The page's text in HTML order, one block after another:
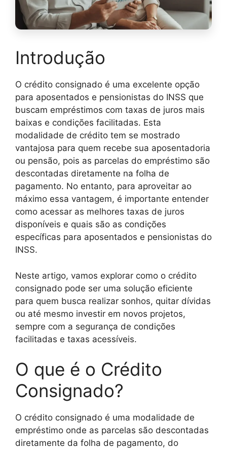
Introdução
O crédito consignado é uma excelente opção
para aposentados e pensionistas do INSS que
buscam empréstimos com taxas de juros mais
baixas e condições facilitadas. Esta
modalidade de crédito tem se mostrado
vantajosa para quem recebe sua aposentadoria
ou pensão, pois as parcelas do empréstimo são
descontadas diretamente na folha de
pagamento. No entanto, para aproveitar ao
máximo essa vantagem, é importante entender
como acessar as melhores taxas de juros
disponíveis e quais são as condições
específicas para aposentados e pensionistas do
INSS.
Neste artigo, vamos explorar como o crédito
consignado pode ser uma solução eficiente
para quem busca realizar sonhos, quitar dívidas
ou até mesmo investir em novos projetos,
sempre com a segurança de condições
facilitadas e taxas acessíveis.
O que é o Crédito
Consignado?
O crédito consignado é uma modalidade de
empréstimo onde as parcelas são descontadas
diretamente da folha de pagamento, do